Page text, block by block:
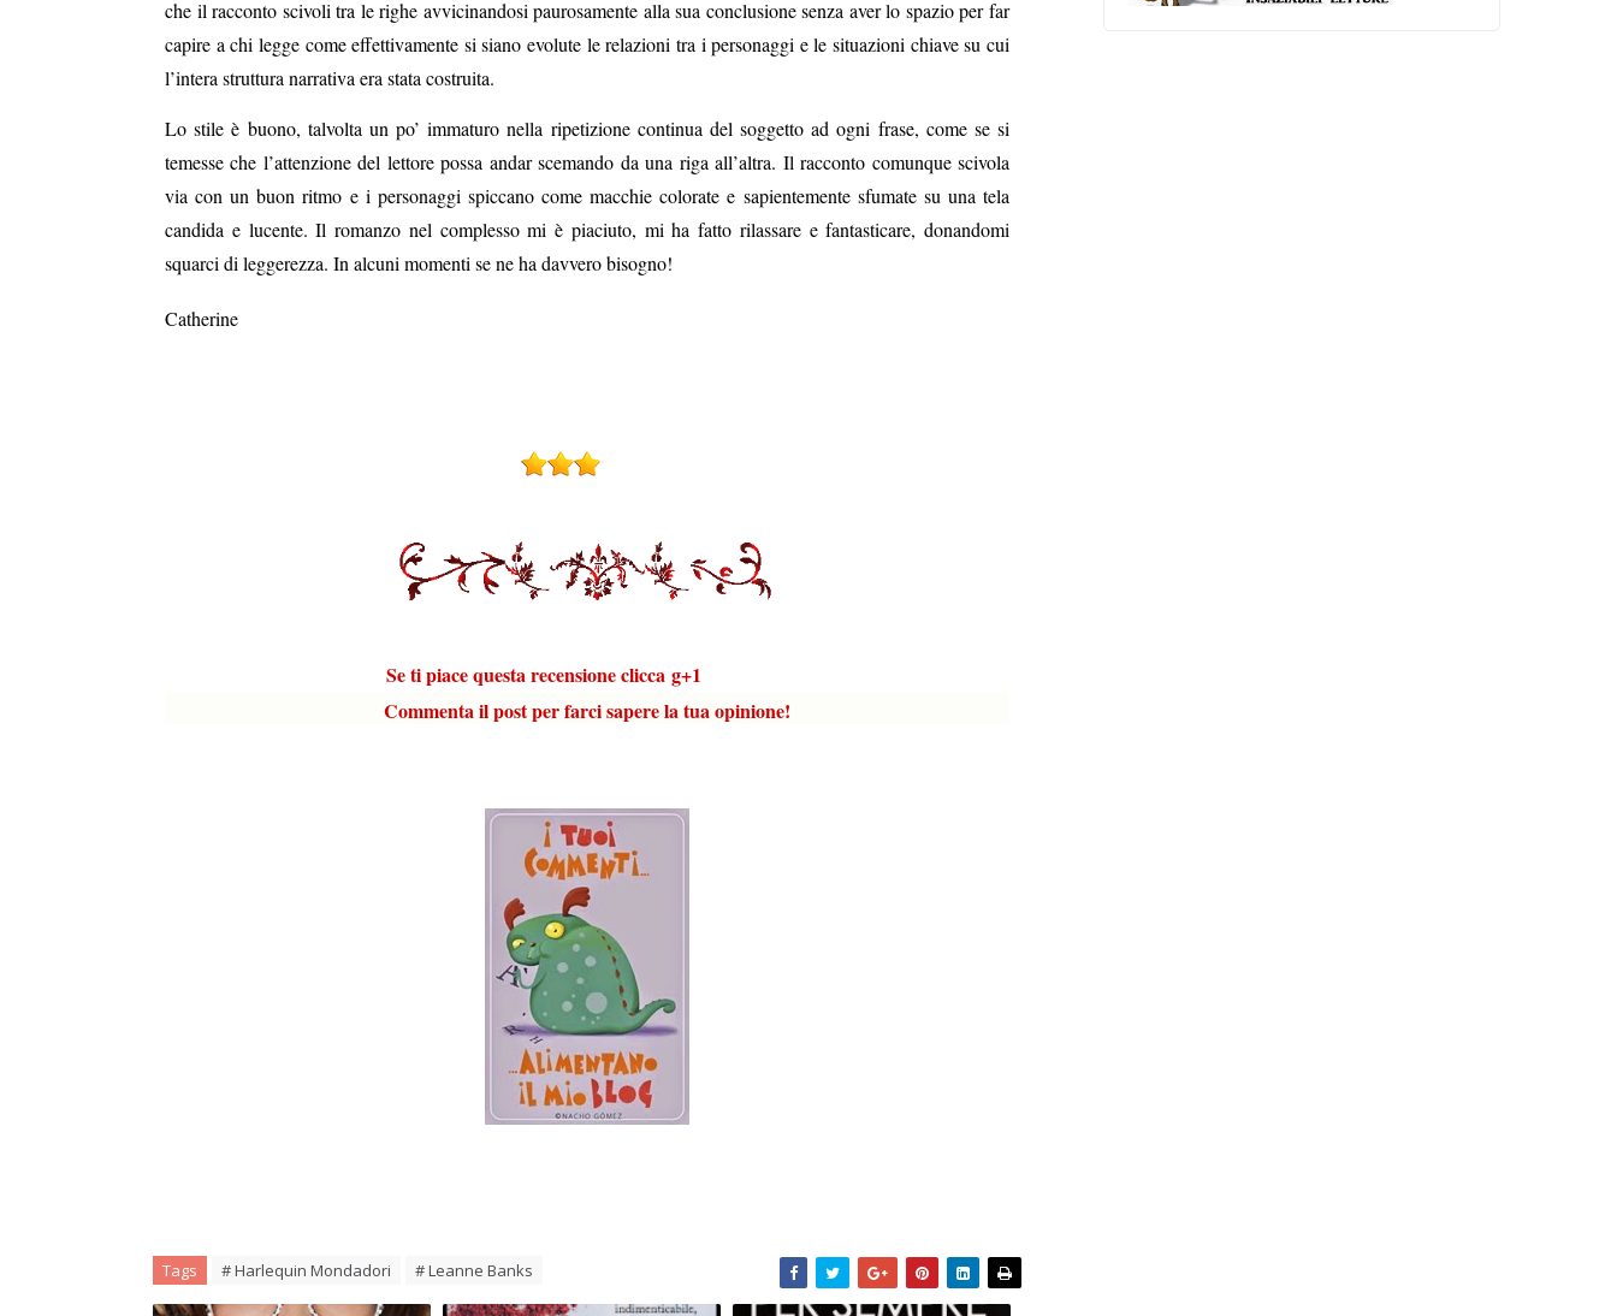
che il racconto scivoli tra le righe avvicinandosi paurosamente alla sua conclusione senza aver lo spazio per far
capire a chi legge come effettivamente si siano evolute le relazioni tra i personaggi e le situazioni chiave su cui
l’intera struttura narrativa era stata costruita.
Lo stile è buono, talvolta un po’ immaturo nella ripetizione continua del soggetto ad ogni frase, come se si
temesse che l’attenzione del lettore possa andar scemando da una riga all’altra. Il racconto comunque scivola
via con un buon ritmo e i personaggi spiccano come macchie colorate e sapientemente sfumate su una tela
candida e lucente. Il romanzo nel complesso mi è piaciuto, mi ha fatto rilassare e fantasticare, donandomi
squarci di leggerezza. In alcuni momenti se ne ha davvero bisogno!
Catherine
Se ti piace questa recensione clicca g+1
Commenta il post per farci sapere la tua opinione!
Tags # Harlequin Mondadori # Leanne Banks